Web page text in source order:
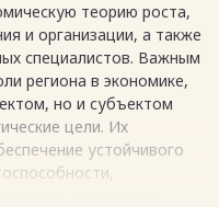
теорию роста,
и организации, а также
специалистов. Важным
региона в экономике,
но и субъектом
цели. Их
устойчивого